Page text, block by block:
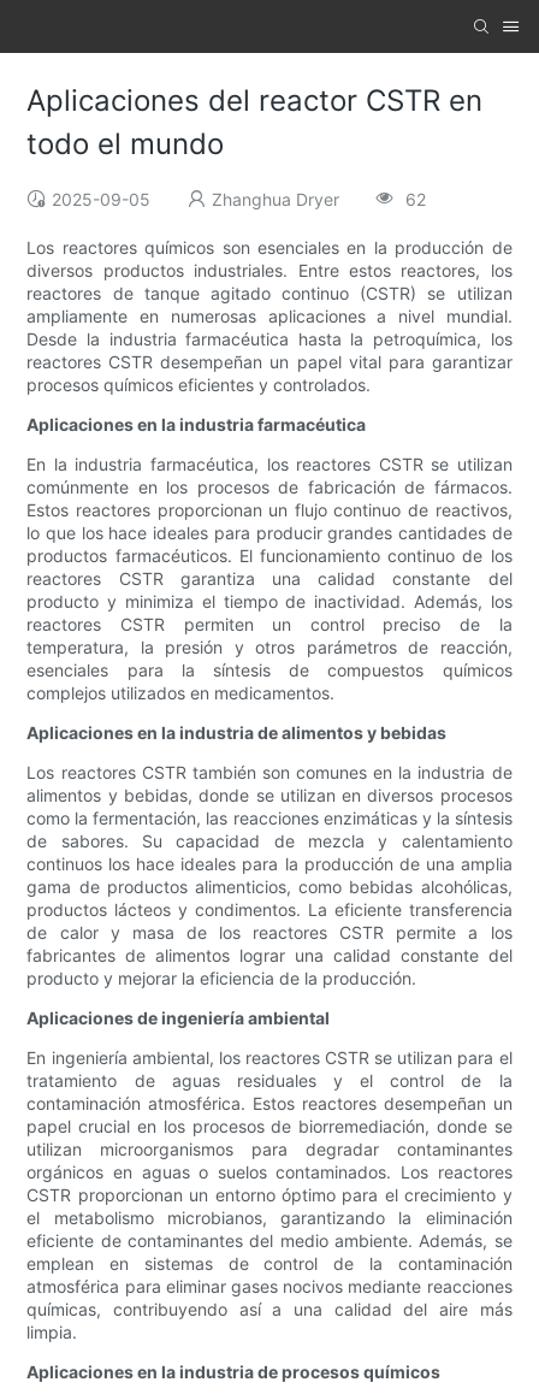
Aplicaciones del reactor CSTR en
todo el mundo
2025-09-05 Zhanghua Dryer 62
Los reactores químicos son esenciales en la producción de
diversos productos industriales. Entre estos reactores, los
reactores de tanque agitado continuo (CSTR) se utilizan
ampliamente en numerosas aplicaciones a nivel mundial.
Desde la industria farmacéutica hasta la petroquímica, los
reactores CSTR desempeñan un papel vital para garantizar
procesos químicos eficientes y controlados.
Aplicaciones en la industria farmacéutica
En la industria farmacéutica, los reactores CSTR se utilizan
comúnmente en los procesos de fabricación de fármacos.
Estos reactores proporcionan un flujo continuo de reactivos,
lo que los hace ideales para producir grandes cantidades de
productos farmacéuticos. El funcionamiento continuo de los
reactores CSTR garantiza una calidad constante del
producto y minimiza el tiempo de inactividad. Además, los
reactores CSTR permiten un control preciso de la
temperatura, la presión y otros parámetros de reacción,
esenciales para la síntesis de compuestos químicos
complejos utilizados en medicamentos.
Aplicaciones en la industria de alimentos y bebidas
Los reactores CSTR también son comunes en la industria de
alimentos y bebidas, donde se utilizan en diversos procesos
como la fermentación, las reacciones enzimáticas y la síntesis
de sabores. Su capacidad de mezcla y calentamiento
continuos los hace ideales para la producción de una amplia
gama de productos alimenticios, como bebidas alcohólicas,
productos lácteos y condimentos. La eficiente transferencia
de calor y masa de los reactores CSTR permite a los
fabricantes de alimentos lograr una calidad constante del
producto y mejorar la eficiencia de la producción.
Aplicaciones de ingeniería ambiental
En ingeniería ambiental, los reactores CSTR se utilizan para el
tratamiento de aguas residuales y el control de la
contaminación atmosférica. Estos reactores desempeñan un
papel crucial en los procesos de biorremediación, donde se
utilizan microorganismos para degradar contaminantes
orgánicos en aguas o suelos contaminados. Los reactores
CSTR proporcionan un entorno óptimo para el crecimiento y
el metabolismo microbianos, garantizando la eliminación
eficiente de contaminantes del medio ambiente. Además, se
emplean en sistemas de control de la contaminación
atmosférica para eliminar gases nocivos mediante reacciones
químicas, contribuyendo así a una calidad del aire más
limpia.
Aplicaciones en la industria de procesos químicos